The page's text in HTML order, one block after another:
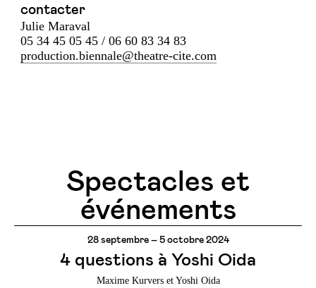
contacter
Julie Maraval
05 34 45 05 45 / 06 60 83 34 83
production.biennale@theatre-cite.com
Spectacles et
événements
28 septembre – 5 octobre 2024
4 questions à Yoshi Oida
Maxime Kurvers et Yoshi Oida